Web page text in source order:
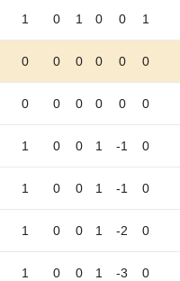
1 0 1 0 0 1
0 0 0 0 0 0
0 0 0 0 0 0
1 0 0 1 -1 0
1 0 0 1 -1 0
1 0 0 1 -2 0
1 0 0 1 -3 0